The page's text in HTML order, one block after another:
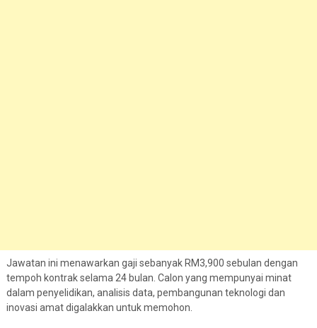
Jawatan ini menawarkan gaji sebanyak RM3,900 sebulan dengan
tempoh kontrak selama 24 bulan. Calon yang mempunyai minat
dalam penyelidikan, analisis data, pembangunan teknologi dan
inovasi amat digalakkan untuk memohon.